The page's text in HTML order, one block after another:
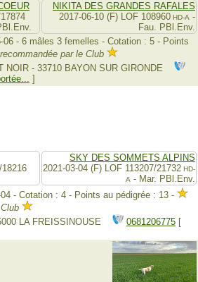
NIKITA DES GRANDES RAFALES
2017-06-10 (F) LOF 108960 HD-A -
Fau. PBl.Env.
06 - 6 mâles 3 femelles - Cotation : 5 - Points
par le Club
NOIR - 33710 BAYON SUR GIRONDE
]
SKY DES SOMMETS ALPINS
2021-03-04 (F) LOF 113207/21732 HD-
A - Mar. PBl.Env.
- Cotation : 4 - Points au pédigrée : 13 -
LA FREISSINOUSE
0681206775 [